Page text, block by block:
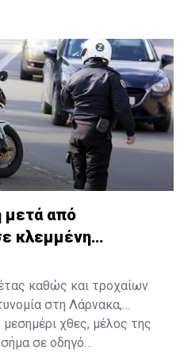
μετά από
κλεμμένη
καθώς και τροχαίων
στη Λάρνακα,
χθες, μέλος της
σε οδηγό